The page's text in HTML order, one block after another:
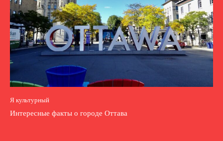
Я культурный
Интересные факты о городе Оттава